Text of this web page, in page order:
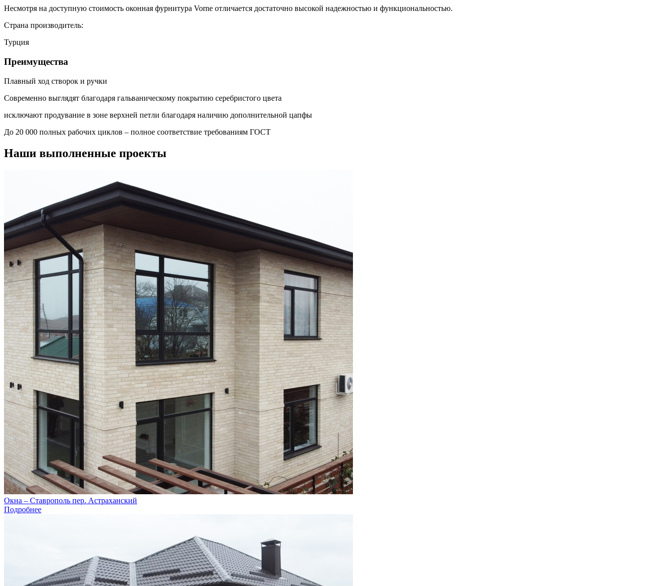
Несмотря на доступную стоимость оконная фурнитура Vorne отличается достаточно высокой надежностью и функциональностью.
Cтрана производитель:
Турция
Преимущества
Плавный ход створок и ручки
Cовременно выглядят благодаря гальваническому покрытию серебристого цвета
исключают продувание в зоне верхней петли благодаря наличию дополнительной цапфы
До 20 000 полных рабочих циклов – полное соответствие требованиям ГОСТ
Наши выполненные проекты
Окна – Ставрополь пер. Астраханский
Подробнее